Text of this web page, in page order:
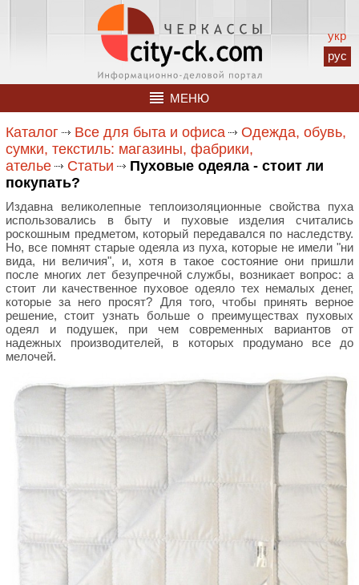
укр
рус
МЕНЮ
Каталог Все для быта и офиса
Одежда, обувь,
сумки, текстиль: магазины, фабрики,
ателье
Статьи
Пуховые одеяла - стоит ли
покупать?
Издавна великолепные теплоизоляционные свойства пуха
использовались в быту и пуховые изделия считались
роскошным предметом, который передавался по наследству.
Но, все помнят старые одеяла из пуха, которые не имели "ни
вида, ни величия", и, хотя в такое состояние они пришли
после многих лет безупречной службы, возникает вопрос: а
стоит ли качественное пуховое одеяло тех немалых денег,
которые за него просят? Для того, чтобы принять верное
решение, стоит узнать больше о преимуществах пуховых
одеял и подушек, при чем современных вариантов от
надежных производителей, в которых продумано все до
мелочей.